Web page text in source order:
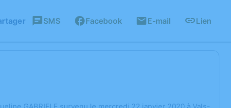
SMS Facebook E-mail Lien